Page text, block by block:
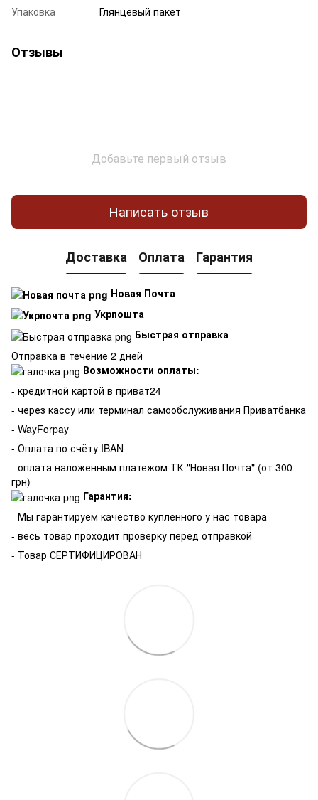
Упаковка
Глянцевый пакет
Отзывы
Добавьте первый отзыв
Написать отзыв
Доставка Оплата Гарантия
Новая Почта
Укрпошта
Быстрая отправка
Отправка в течение 2 дней
Возможности оплаты:
- кредитной картой в приват24
- через кассу или терминал самообслуживания Приватбанка
- WayForpay
- Оплата по счёту IBAN
- оплата наложенным платежом ТК "Новая Почта" (от 300
грн)
Гарантия:
- Мы гарантируем качество купленного у нас товара
- весь товар проходит проверку перед отправкой
- Товар СЕРТИФИЦИРОВАН